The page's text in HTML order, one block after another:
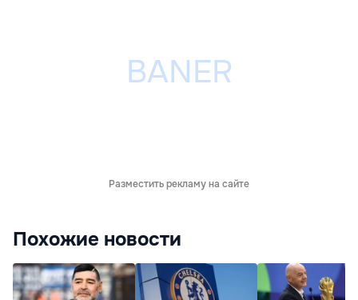
Разместить рекламу на сайте
Похожие новости